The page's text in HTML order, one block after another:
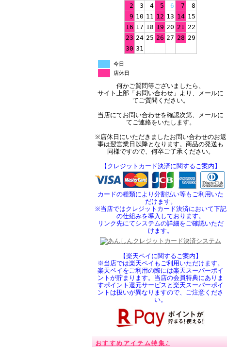
2
3 4 5 6 7
8
9 10 11 12 13 14 15
16 17 18 19 20 21 22
23 24 25 26 27 28 29
30 31
今日
店休日
何かご質問等ございましたら、
サイト上部「お問い合わせ」より、メールに
てご質問ください。
当店にてお問い合わせを確認次第、メールに
てご連絡をいたします。
※店休日にいただきましたお問い合わせのお返
事は翌営業日以降となります。商品の発送も
同様ですので、何卒ご了承ください。
【クレジットカード決済に関するご案内】
カードの種類により分割払い等もご利用いた
だけます。
※当店ではクレジットカード決済において下記
の仕組みを導入しております。
リンク先にてシステムの詳細をご確認いただ
けます。
【楽天ペイに関するご案内】
※当店では楽天ペイもご利用いただけます。
楽天ペイをご利用の際には楽天スーパーポイ
ントが貯まります。当店の会員特典にありま
すポイント還元サービスと楽天スーパーポイ
ントは扱いが異なりますので、ご注意くださ
い。
おすすめアイテム特集♪